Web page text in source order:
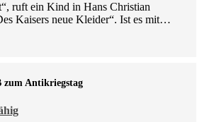
ruft ein Kind in Hans Christian
Kaisers neue Kleider“. Ist es mit…
zum Antikriegstag